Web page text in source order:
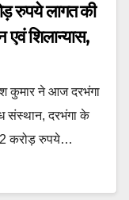
रुपये लागत की
शिलान्यास,
कुमार ने आज दरभंगा
संस्थान, दरभंगा के
करोड़ रुपये…